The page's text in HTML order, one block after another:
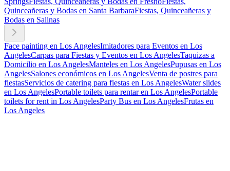
Quinceañeras y Bodas en Santa BarbaraFiestas, Quinceañeras y
Bodas en Salinas
Face painting en Los AngelesImitadores para Eventos en Los
AngelesCarpas para Fiestas y Eventos en Los AngelesTaquizas a
Domicilio en Los AngelesManteles en Los AngelesPupusas en Los
AngelesSalones económicos en Los AngelesVenta de postres para
fiestasServicios de catering para fiestas en Los AngelesWater slides
en Los AngelesPortable toilets para rentar en Los AngelesPortable
toilets for rent in Los AngelesParty Bus en Los AngelesFrutas en
Los Angeles